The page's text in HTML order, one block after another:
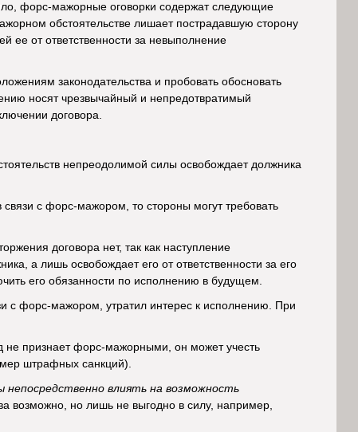
форс-мажорные оговорки содержат следующие
обстоятельстве лишает пострадавшую сторону
ее от ответственности за невыполнение
законодательства и пробовать обосновать
носят чрезвычайный и непредотвратимый
договора.
непреодолимой силы освобождает должника
с форс-мажором, то стороны могут требовать
договора нет, так как наступление
а лишь освобождает его от ответственности за его
его обязанности по исполнению в будущем.
с форс-мажором, утратил интерес к исполнению. При
не признает форс-мажорными, он может учесть
штрафных санкций).
влиять на возможность
возможно, но лишь не выгодно в силу, например,